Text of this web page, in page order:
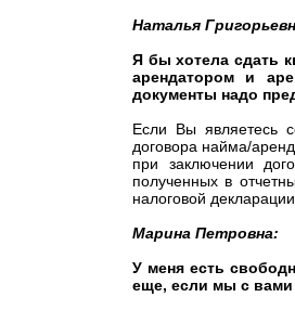
Наталья
Я бы хотела сдать
арендатором и
документы надо
Если Вы являетесь
договора найма/
при заключении
полученных в
налоговой
Марина Петровна:
У меня есть
еще, если мы с вами